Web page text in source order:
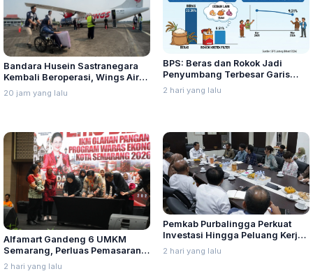
Bandara Husein Sastranegara
Kembali Beroperasi, Wings Air
Buka Rute Penerbangan
Bandung-Palembang
20 jam yang lalu
BPS: Beras dan Rokok Jadi
Penyumbang Terbesar Garis
Kemiskinan di Jateng
2 hari yang lalu
Alfamart Gandeng 6 UMKM
Semarang, Perluas Pemasaran
Produk Lokal
2 hari yang lalu
Pemkab Purbalingga Perkuat
Investasi Hingga Peluang Kerja
di Jepang
2 hari yang lalu